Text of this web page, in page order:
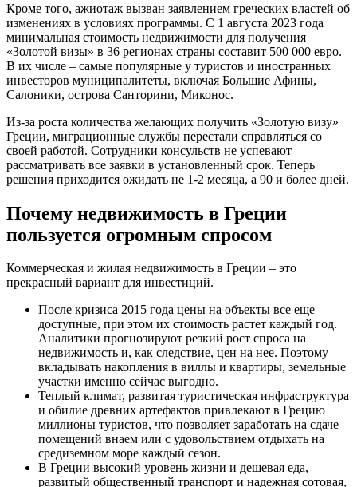
Кроме того, ажиотаж вызван заявлением греческих властей об
изменениях в условиях программы. С 1 августа 2023 года
минимальная стоимость недвижимости для получения
«Золотой визы» в 36 регионах страны составит 500 000 евро.
В их числе – самые популярные у туристов и иностранных
инвесторов муниципалитеты, включая Большие Афины,
Салоники, острова Санторини, Миконос.
Из-за роста количества желающих получить «Золотую визу»
Греции, миграционные службы перестали справляться со
своей работой. Сотрудники консульств не успевают
рассматривать все заявки в установленный срок. Теперь
решения приходится ожидать не 1-2 месяца, а 90 и более дней.
Почему недвижимость в Греции
пользуется огромным спросом
Коммерческая и жилая недвижимость в Греции – это
прекрасный вариант для инвестиций.
После кризиса 2015 года цены на объекты все еще
доступные, при этом их стоимость растет каждый год.
Аналитики прогнозируют резкий рост спроса на
недвижимость и, как следствие, цен на нее. Поэтому
вкладывать накопления в виллы и квартиры, земельные
участки именно сейчас выгодно.
Теплый климат, развитая туристическая инфраструктура
и обилие древних артефактов привлекают в Грецию
миллионы туристов, что позволяет заработать на сдаче
помещений внаем или с удовольствием отдыхать на
средиземном море каждый сезон.
В Греции высокий уровень жизни и дешевая еда,
развитый общественный транспорт и надежная сотовая,